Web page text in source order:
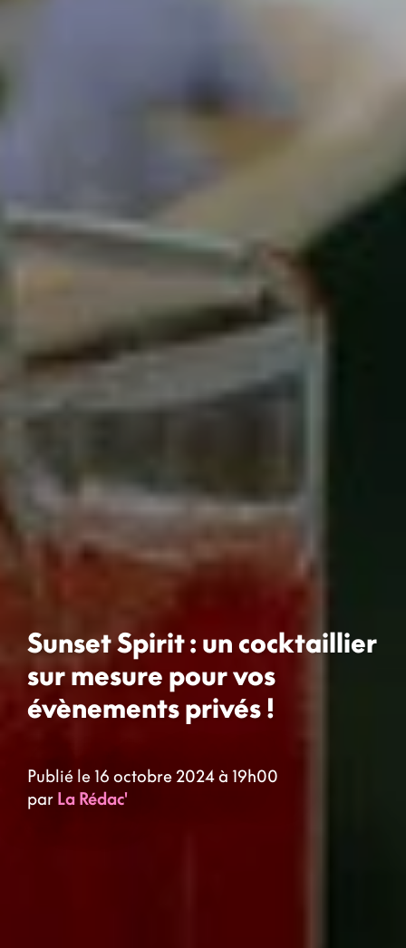
Sunset Spirit : un cocktaillier
sur mesure pour vos
évènements privés !
Publié le 16 octobre 2024 à 19h00
par La Rédac'